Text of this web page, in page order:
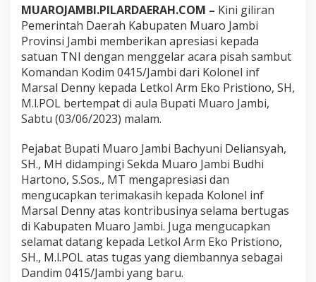
a
m
b
i
G
e
l
r
P
s
a
h
S
a
m
b
t
D
a
MUAROJAMBI.PILARDAERAH.COM – Kini giliran
Pemerintah Daerah Kabupaten Muaro Jambi
Provinsi Jambi memberikan apresiasi kepada
satuan TNI dengan menggelar acara pisah sambut
Komandan Kodim 0415/Jambi dari Kolonel inf
Marsal Denny kepada Letkol Arm Eko Pristiono, SH,
M.l.POL bertempat di aula Bupati Muaro Jambi,
Sabtu (03/06/2023) malam.
Pejabat Bupati Muaro Jambi Bachyuni Deliansyah,
SH., MH didampingi Sekda Muaro Jambi Budhi
Hartono, S.Sos., MT mengapresiasi dan
mengucapkan terimakasih kepada Kolonel inf
Marsal Denny atas kontribusinya selama bertugas
di Kabupaten Muaro Jambi. Juga mengucapkan
selamat datang kepada Letkol Arm Eko Pristiono,
SH., M.l.POL atas tugas yang diembannya sebagai
Dandim 0415/Jambi yang baru.